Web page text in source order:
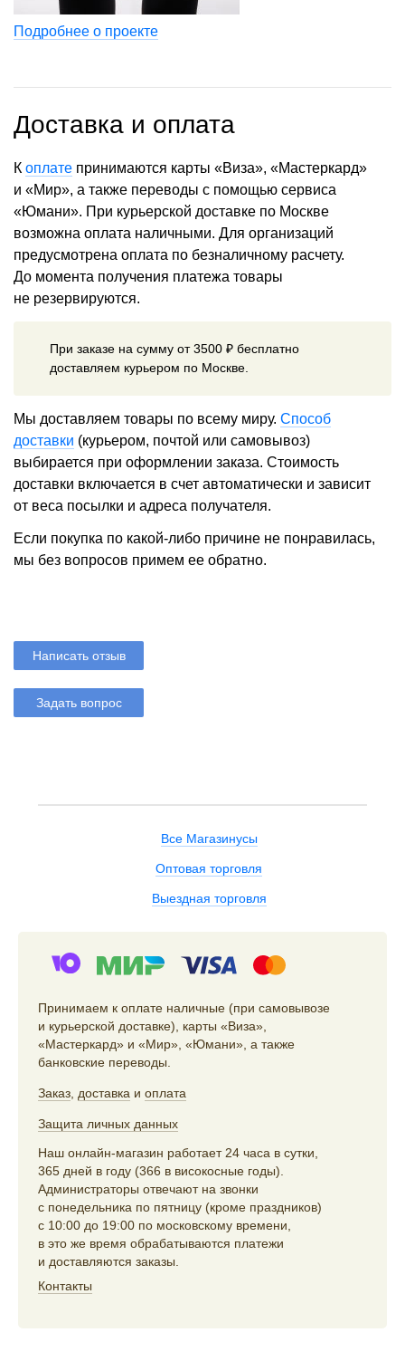
Подробнее о проекте
Доставка и оплата
К оплате принимаются карты «Виза», «Мастеркард»
и «Мир», а также переводы с помощью сервиса
«Юмани». При курьерской доставке по Москве
возможна оплата наличными. Для организаций
предусмотрена оплата по безналичному расчету.
До момента получения платежа товары
не резервируются.
При заказе на сумму от 3500 ₽ бесплатно
доставляем курьером по Москве.
Мы доставляем товары по всему миру. Способ
доставки (курьером, почтой или самовывоз)
выбирается при оформлении заказа. Стоимость
доставки включается в счет автоматически и зависит
от веса посылки и адреса получателя.
Если покупка по какой-либо причине не понравилась,
мы без вопросов примем ее обратно.
Написать отзыв
Задать вопрос
Все Магазинусы
Оптовая торговля
Выездная торговля
Принимаем к оплате наличные (при самовывозе
и курьерской доставке), карты «Виза»,
«Мастеркард» и «Мир», «Юмани», а также
банковские переводы.
Заказ доставка и оплата
Защита личных данных
Наш онлайн-магазин работает 24 часа в сутки,
365 дней в году (366 в високосные годы).
Администраторы отвечают на звонки
с понедельника по пятницу (кроме праздников)
с 10:00 до 19:00 по московскому времени,
в это же время обрабатываются платежи
и доставляются заказы.
Контакты